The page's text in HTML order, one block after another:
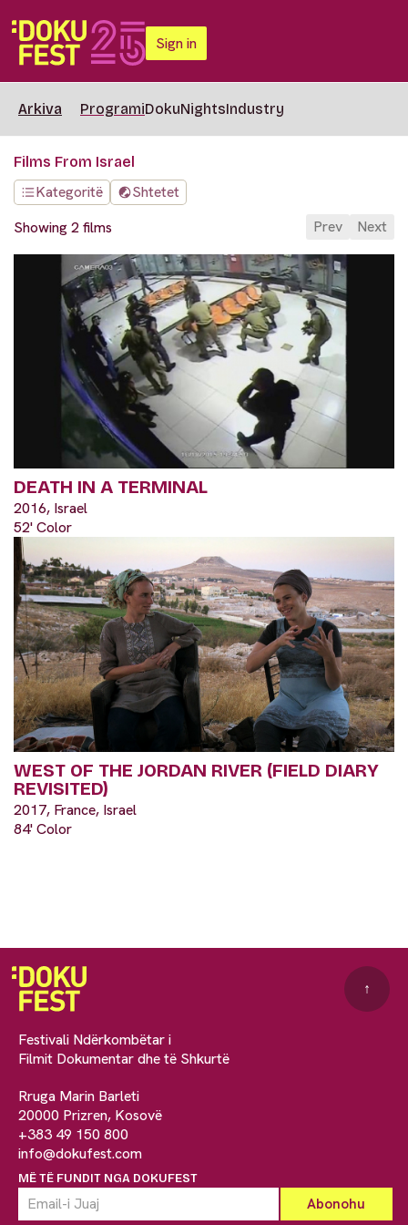
Sign in
Arkiva ProgramiDokuNightsIndustry
Films From Israel
Kategoritë
Shtetet
Showing 2 films
Prev Next
DEATH IN A TERMINAL
2016, Israel
52' Color
WEST OF THE JORDAN RIVER (FIELD DIARY
REVISITED)
2017, France, Israel
84' Color
Festivali Ndërkombëtar i
Filmit Dokumentar dhe të Shkurtë
Rruga Marin Barleti
20000 Prizren, Kosovë
+383 49 150 800
info@dokufest.com
MË TË FUNDIT NGA DOKUFEST
↑